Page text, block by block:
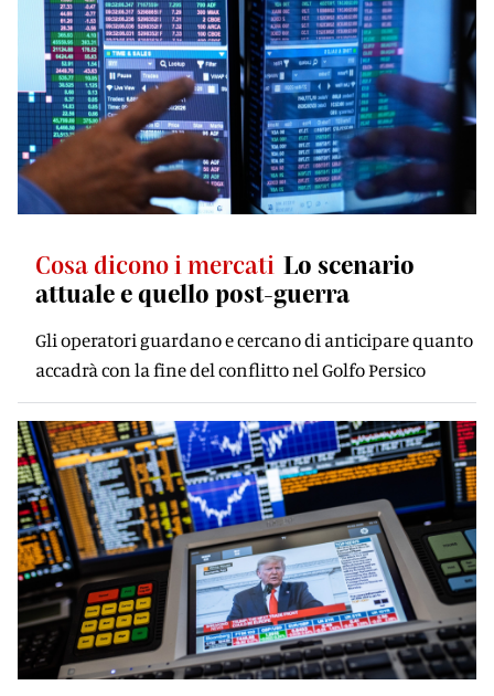
Cosa dicono i mercati Lo scenario
attuale e quello post-guerra
Gli operatori guardano e cercano di anticipare quanto
accadrà con la fine del conflitto nel Golfo Persico